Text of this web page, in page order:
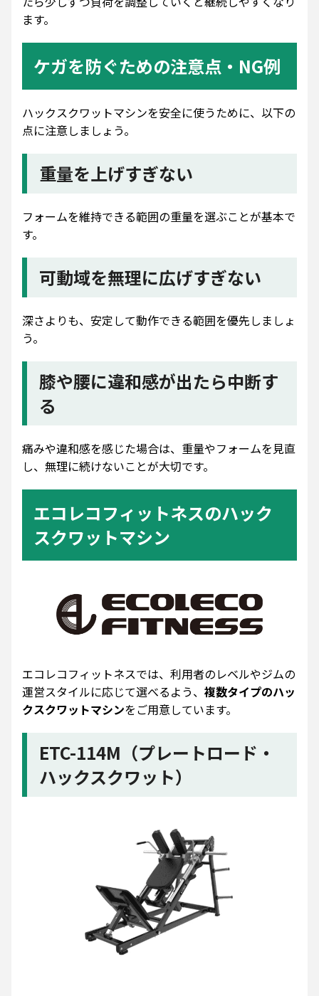
ます。
ケガを防ぐための注意点・NG例
ハックスクワットマシンを安全に使うために、以下の
点に注意しましょう。
重量を上げすぎない
フォームを維持できる範囲の重量を選ぶことが基本で
す。
可動域を無理に広げすぎない
深さよりも、安定して動作できる範囲を優先しましょ
う。
膝や腰に違和感が出たら中断す
る
痛みや違和感を感じた場合は、重量やフォームを見直
し、無理に続けないことが大切です。
エコレコフィットネスのハック
スクワットマシン
エコレコフィットネスでは、利用者のレベルやジムの
運営スタイルに応じて選べるよう、 複数タイプのハッ
クスクワットマシンをご用意しています。
ETC-114M（プレートロード・
ハックスクワット）